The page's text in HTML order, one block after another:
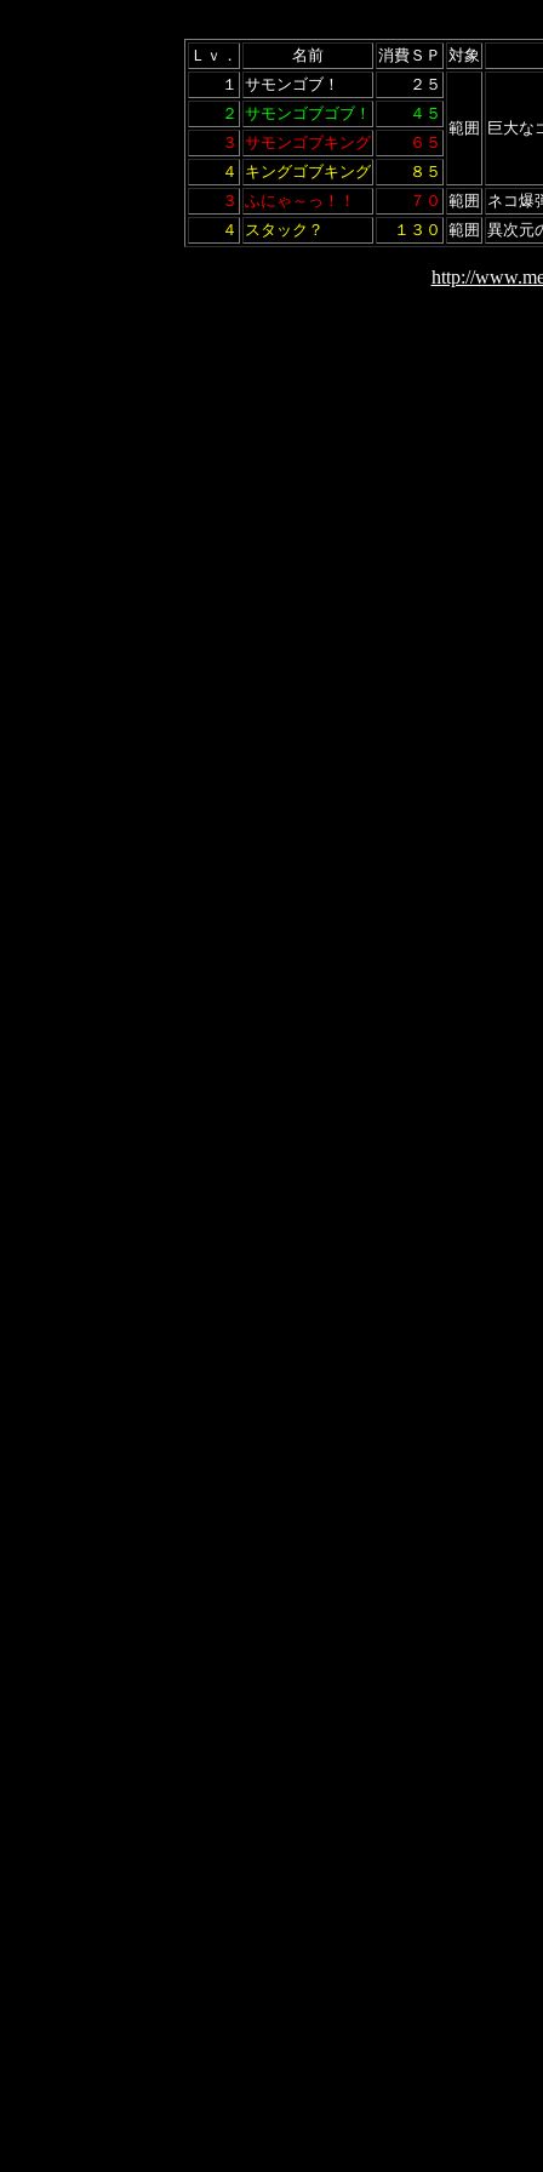
Ｌｖ． 名前 消費ＳＰ 対象
１ サモンゴブ！ ２５
範囲 巨大な
２ サモンゴブゴブ！
４５
３ サモンゴブキング
６５
４
キングゴブキング
８５
３ ふにゃ～っ！！ ７０ 範囲 ネコ爆
４
スタック？ １３０ 範囲 異次元
http://